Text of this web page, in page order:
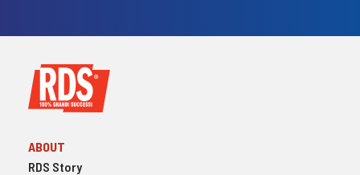
ABOUT
RDS Story